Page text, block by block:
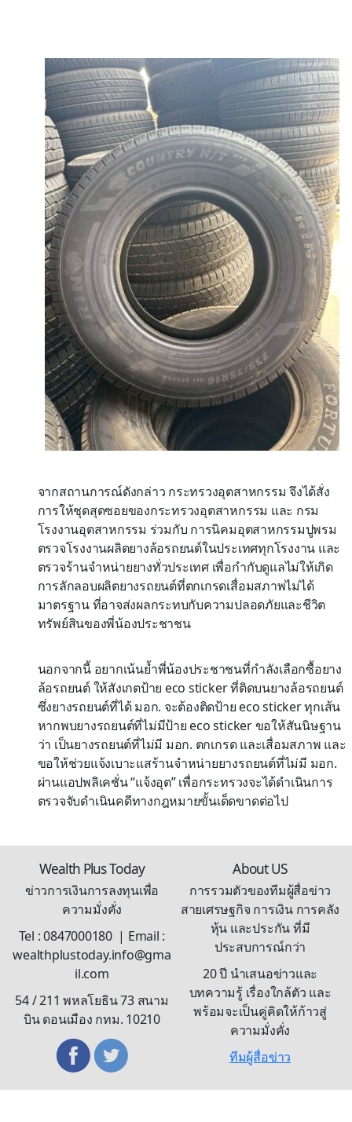
จากสถานการณ์ดังกล่าว กระทรวงอุตสาหกรรม จึงได้สั่ง
การให้ชุดสุดซอยของกระทรวงอุตสาหกรรม และ กรม
โรงงานอุตสาหกรรม ร่วมกับ การนิคมอุตสาหกรรมปูพรม
ตรวจโรงงานผลิตยางล้อรถยนต์ในประเทศทุกโรงงาน และ
ตรวจร้านจำหน่ายยางทั่วประเทศ เพื่อกำกับดูแลไม่ให้เกิด
การลักลอบผลิตยางรถยนต์ที่ตกเกรดเสื่อมสภาพไม่ได้
มาตรฐาน ที่อาจส่งผลกระทบกับความปลอดภัยและชีวิต
ทรัพย์สินของพี่น้องประชาชน
นอกจากนี้ อยากเน้นย้ำพี่น้องประชาชนที่กำลังเลือกซื้อยาง
ล้อรถยนต์ ให้สังเกตป้าย eco sticker ที่ติดบนยางล้อรถยนต์
ซึ่งยางรถยนต์ที่ได้ มอก. จะต้องติดป้าย eco sticker ทุกเส้น
หากพบยางรถยนต์ที่ไม่มีป้าย eco sticker ขอให้สันนิษฐาน
ว่า เป็นยางรถยนต์ที่ไม่มี มอก. ตกเกรด และเสื่อมสภาพ และ
ขอให้ช่วยแจ้งเบาะแสร้านจำหน่ายยางรถยนต์ที่ไม่มี มอก.
ผ่านแอปพลิเคชั่น “แจ้งอุต” เพื่อกระทรวงจะได้ดำเนินการ
ตรวจจับดำเนินคดีทางกฎหมายขั้นเด็ดขาดต่อไป
Wealth Plus Today
ข่าวการเงินการลงทุนเพื่อ
ความมั่งคั่ง
Tel : 0847000180 | Email :
wealthplustoday.info@gma
il.com
54 / 211 พหลโยธิน 73 สนาม
บิน ดอนเมือง กทม. 10210
About US
การรวมตัวของทีมผู้สื่อข่าว
สายเศรษฐกิจ การเงิน การคลัง
หุ้น และประกัน ที่มี
ประสบการณ์กว่า
20 ปี นำเสนอข่าวและ
บทความรู้ เรื่องใกล้ตัว และ
พร้อมจะเป็นคู่คิดให้ก้าวสู่
ความมั่งคั่ง
ทีมผู้สื่อข่าว